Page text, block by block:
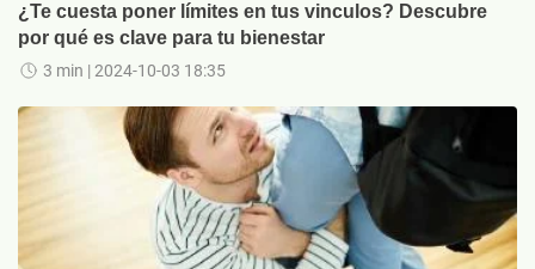
¿Te cuesta poner límites en tus vinculos? Descubre
por qué es clave para tu bienestar
3 min | 2024-10-03 18:35